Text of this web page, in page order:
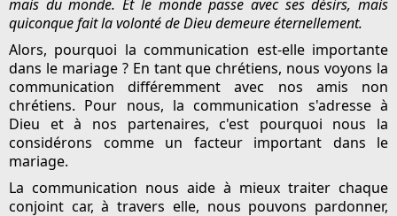
mais du monde. Et le monde passe avec ses désirs, mais
quiconque fait la volonté de Dieu demeure éternellement.
Alors, pourquoi la communication est-elle importante
dans le mariage ? En tant que chrétiens, nous voyons la
communication différemment avec nos amis non
chrétiens. Pour nous, la communication s'adresse à
Dieu et à nos partenaires, c'est pourquoi nous la
considérons comme un facteur important dans le
mariage.
La communication nous aide à mieux traiter chaque
conjoint car, à travers elle, nous pouvons pardonner,